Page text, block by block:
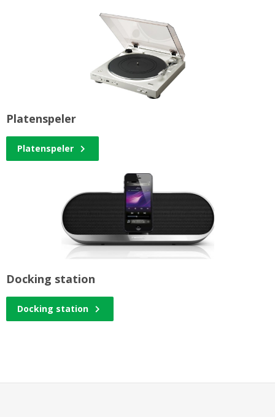
Platenspeler
Platenspeler
Docking station
Docking station